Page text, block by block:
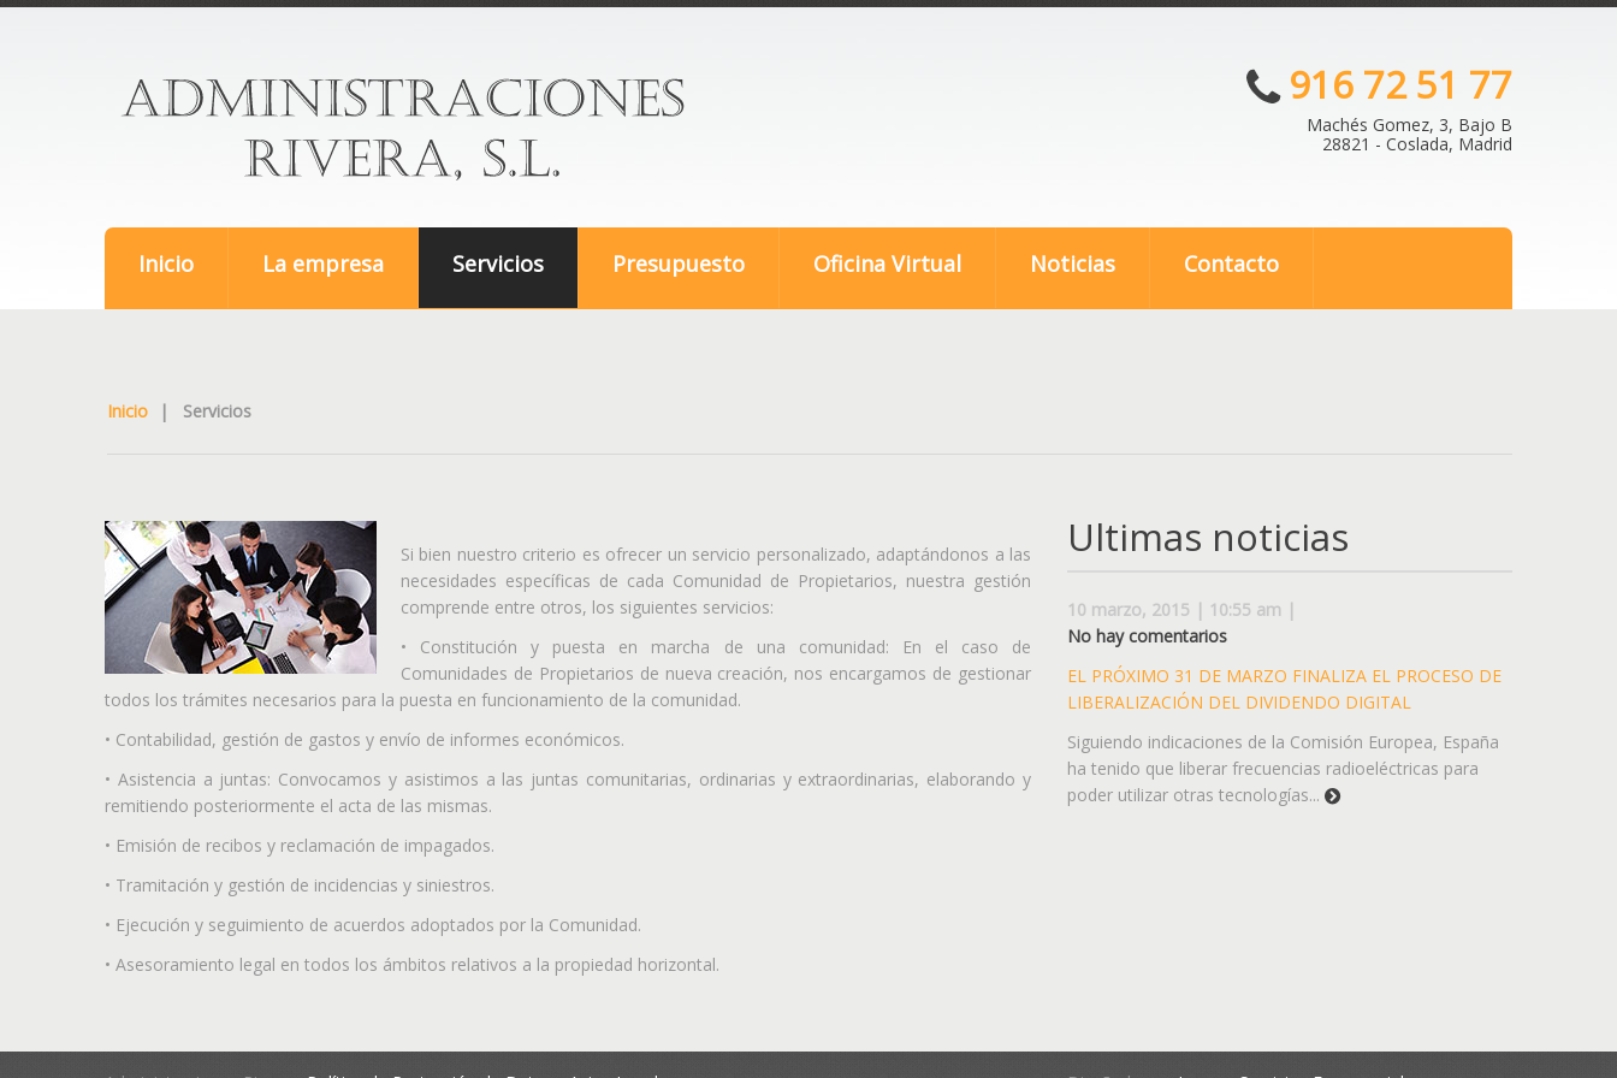
916 72 51 77
Machés Gomez, 3, Bajo B
28821 - Coslada, Madrid
Inicio La empresa Servicios Presupuesto Oficina Virtual Noticias Contacto
Inicio | Servicios
Si bien nuestro criterio es ofrecer un servicio personalizado, adaptándonos a las
necesidades específicas de cada Comunidad de Propietarios, nuestra gestión
comprende entre otros, los siguientes servicios:
• Constitución y puesta en marcha de una comunidad: En el caso de
Comunidades de Propietarios de nueva creación, nos encargamos de gestionar
todos los trámites necesarios para la puesta en funcionamiento de la comunidad.
• Contabilidad, gestión de gastos y envío de informes económicos.
• Asistencia a juntas: Convocamos y asistimos a las juntas comunitarias, ordinarias y extraordinarias, elaborando y
remitiendo posteriormente el acta de las mismas.
• Emisión de recibos y reclamación de impagados.
• Tramitación y gestión de incidencias y siniestros.
• Ejecución y seguimiento de acuerdos adoptados por la Comunidad.
• Asesoramiento legal en todos los ámbitos relativos a la propiedad horizontal.
Ultimas noticias
10 marzo, 2015 | 10:55 am |
No hay comentarios
EL PRÓXIMO 31 DE MARZO FINALIZA EL PROCESO DE
LIBERALIZACIÓN DEL DIVIDENDO DIGITAL
Siguiendo indicaciones de la Comisión Europea, España
ha tenido que liberar frecuencias radioeléctricas para
poder utilizar otras tecnologías...